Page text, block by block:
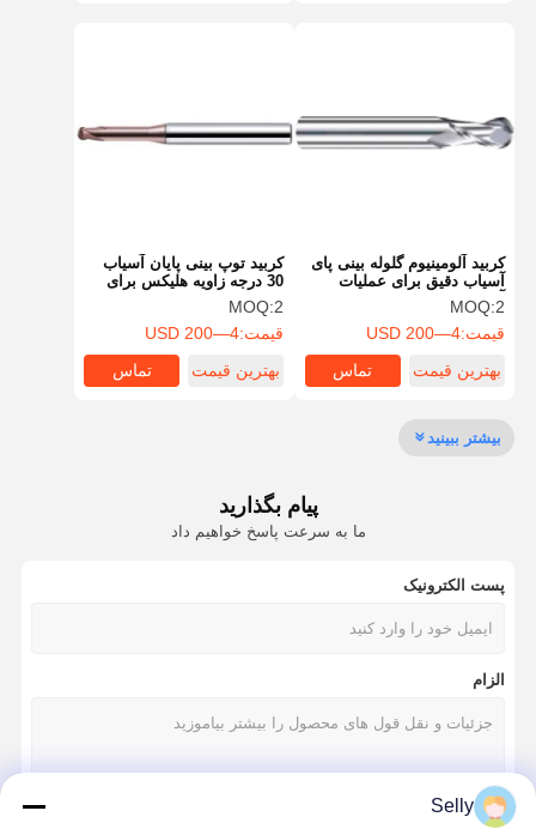
کنترل کیفیت تماس با ما اخبار پرونده ها
حفاری کربید جامد
مته‌های تفنگی
سوراخکاری BTA
تمرینات قابل تعویض
کربید آلومینیوم گلوله بینی پای
آسیاب دقیق برای عملیات
آسیاب صاف
MOQ:2
قیمت:4—200 USD
بهترین قیمت
تماس
کربید توپ بینی پایان آسیاب
30 درجه زاویه هلیکس برای
ماشینکاری دقیق بالا
MOQ:2
قیمت:4—200 USD
بهترین قیمت
تماس
بیشتر ببینید
پیام بگذارید
ما به سرعت پاسخ خواهیم داد
پست الکترونیک
الزام
Selly